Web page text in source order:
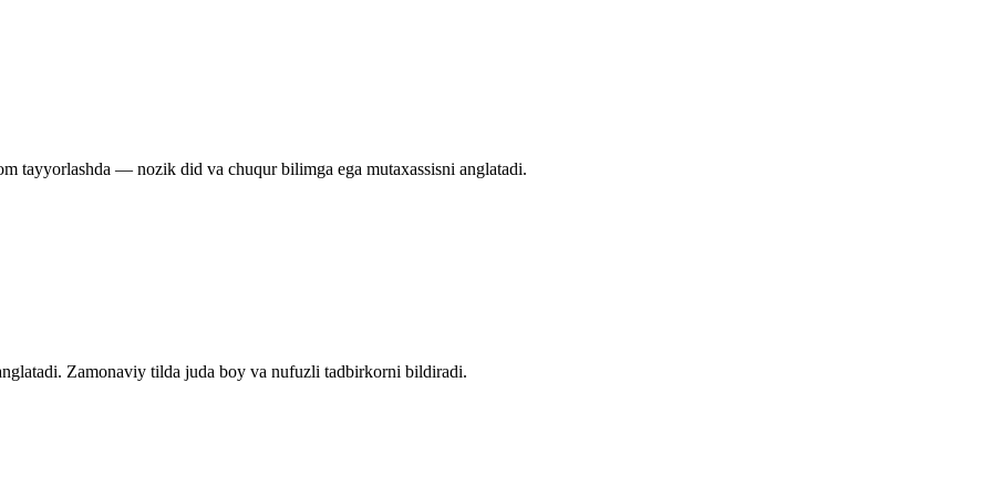
tayyorlashda — nozik did va chuqur bilimga ega mutaxassisni anglatadi.
Zamonaviy tilda juda boy va nufuzli tadbirkorni bildiradi.